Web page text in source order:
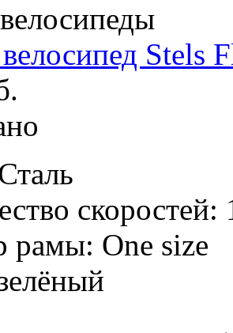
Stels
скоростей:
рамы: One size